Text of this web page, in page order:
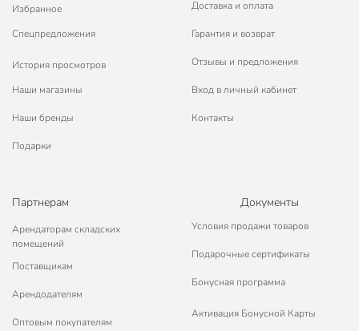
стеклокерамических
плит
Артикул производителя
HL14318
Гарантия производителя, мес
12
Вес в упаковке
Габариты упаковки
Избранное
Спецпредложения
История просмотров
Наши магазины
Наши бренды
Подарки
Доставка и оплата
Гарантия и возврат
Отзывы и предложения
Вход в личный кабинет
Контакты
Партнерам
Арендаторам складских
помещений
Поставщикам
Арендодателям
Оптовым покупателям
Документы
Условия продажи товаров
Подарочные сертификаты
Бонусная программа
Активация Бонусной Карты